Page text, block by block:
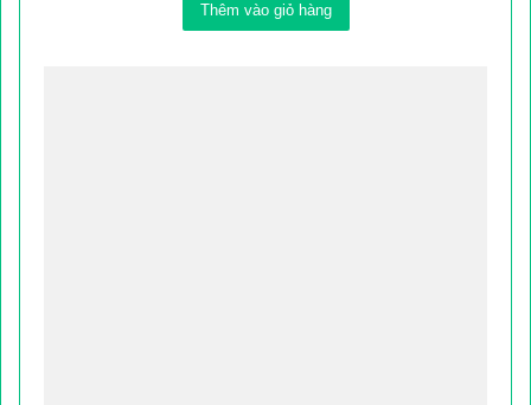
Thêm vào giỏ hàng